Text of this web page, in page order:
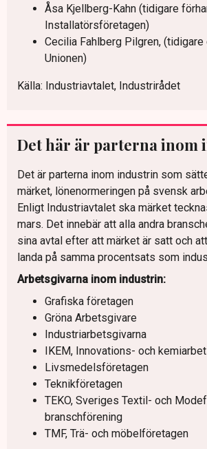
Åsa Kjellberg-Kahn (tidigare
Installatörsföretagen)
Cecilia Fahlberg Pilgren,
Unionen)
Källa: Industriavtalet, Industrirådet
Det här är parterna inom
Det är parterna inom industrin som
märket, lönenormeringen på svensk
Enligt Industriavtalet ska märket
mars. Det innebär att alla andra
sina avtal efter att märket är satt och
landa på samma procentsats som
Arbetsgivarna inom industrin:
Grafiska företagen
Gröna Arbetsgivare
Industriarbetsgivarna
IKEM, Innovations- och
Livsmedelsföretagen
Teknikföretagen
TEKO, Sveriges Textil- och
branschförening
TMF, Trä- och möbelföretagen